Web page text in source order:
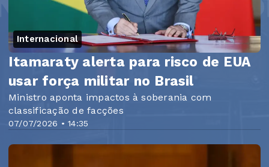
Internacional
07/07/2026 • 14:35
Itamaraty alerta para risco de EUA
usar força militar no Brasil
Ministro aponta impactos à soberania com
classificação de facções